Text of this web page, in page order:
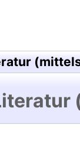
(mittels